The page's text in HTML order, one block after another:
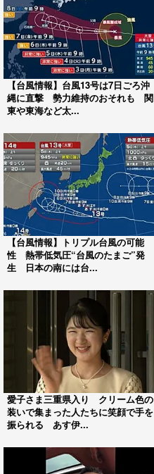
【台風情報】台風13号は7日ごろ沖
縄に直撃 勢力維持のおそれも 関
東や東海など太...
【台風情報】トリプル台風の可能
性 熱帯低気圧“台風のたまご”発
生 日本の南には台...
愛子さま三重県入り クリーム色の
装いで集まった人たちに笑顔で手を
振られる あす伊...